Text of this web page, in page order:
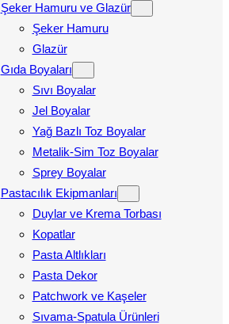
Şeker Hamuru ve Glazür
Şeker Hamuru
Glazür
Gıda Boyaları
Sıvı Boyalar
Jel Boyalar
Yağ Bazlı Toz Boyalar
Metalik-Sim Toz Boyalar
Sprey Boyalar
Pastacılık Ekipmanları
Duylar ve Krema Torbası
Kopatlar
Pasta Altlıkları
Pasta Dekor
Patchwork ve Kaşeler
Sıvama-Spatula Ürünleri